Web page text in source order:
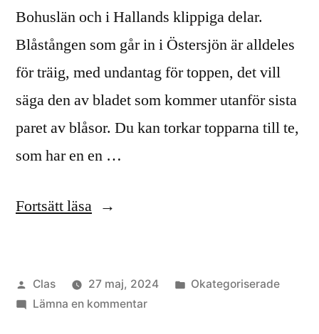
Bohuslän och i Hallands klippiga delar.
Blåstången som går in i Östersjön är alldeles
för träig, med undantag för toppen, det vill
säga den av bladet som kommer utanför sista
paret av blåsor. Du kan torkar topparna till te,
som har en en …
Fortsätt läsa”Var
plocka
Publicerat
av
Clas 27 maj, 2024
Publicerat
Okategoriserade
Lämna en kommentartill